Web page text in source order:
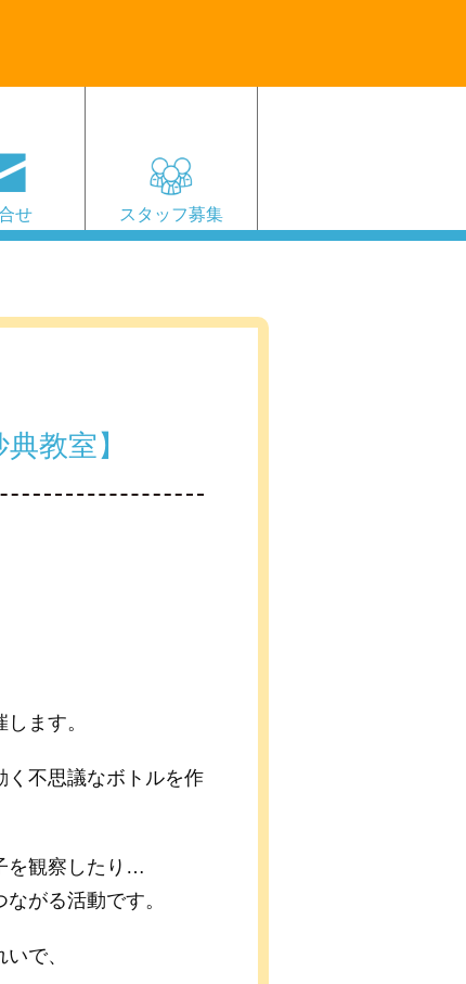
せ スタッフ募集
教室】
ます。
く不思議なボトルを作
を観察したり…
がる活動です。
で、